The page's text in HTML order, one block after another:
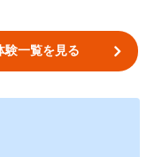
験一覧を見る